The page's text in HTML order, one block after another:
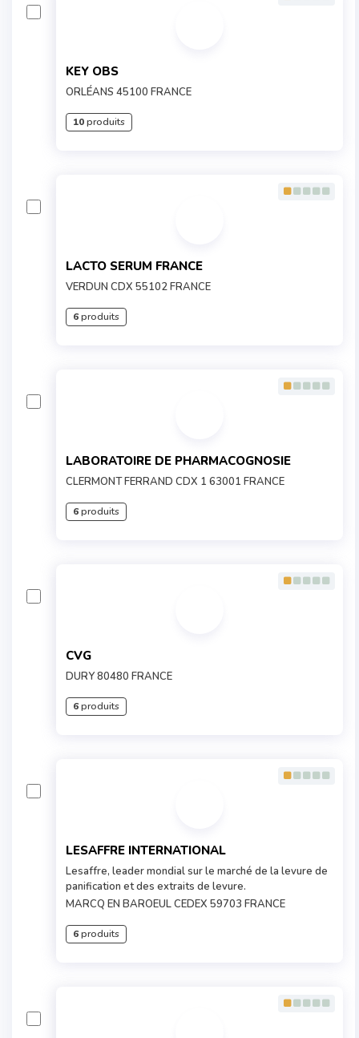
KEY OBS
ORLÉANS 45100 FRANCE
10produits
LACTO SERUM FRANCE
VERDUN CDX 55102 FRANCE
6produits
LABORATOIRE DE PHARMACOGNOSIE
CLERMONT FERRAND CDX 1 63001 FRANCE
6produits
CVG
DURY 80480 FRANCE
6produits
LESAFFRE INTERNATIONAL
Lesaffre, leader mondial sur le marché de la levure de
panification et des extraits de levure.
MARCQ EN BAROEUL CEDEX 59703 FRANCE
6produits